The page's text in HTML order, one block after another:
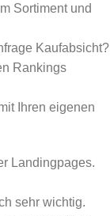
Sortiment und
Kaufabsicht?
Rankings
Ihren eigenen
Landingpages.
sehr wichtig.